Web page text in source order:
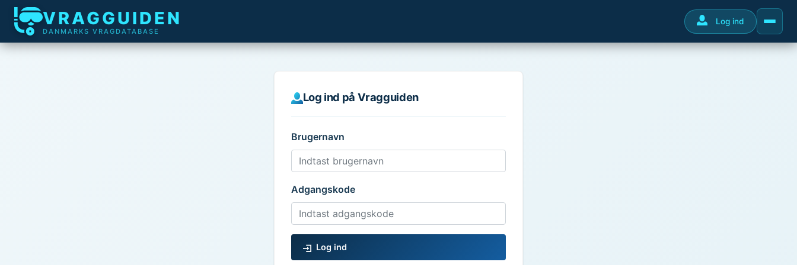
VRAGGUIDEN
DANMARKS VRAGDATABASE
Log ind
Log ind på Vragguiden
Brugernavn
Adgangskode
Log ind